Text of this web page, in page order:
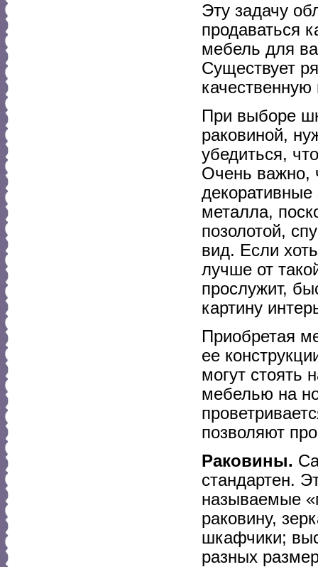
Эту задачу
продаваться
мебель для
Существует
При выборе
раковиной,
убедиться,
Очень важно,
металла,
позолотой,
вид. Если
лучше от
прослужит,
картину
Приобретая
ее
могут стоять
мебелью на
позволяют
Раковины.
стандартен.
называемые
раковину,
шкафчики;
разных